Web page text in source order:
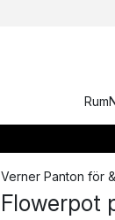
Rum
Verner Panton för
Flowerpot